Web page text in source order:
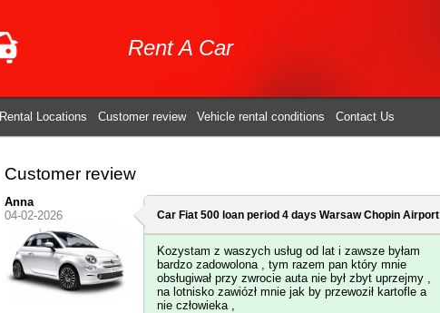
Rent A Car
Rental Locations Customer review Vehicle rental conditions Contact Us
Customer review
Anna
04-02-2026
Car Fiat 500 loan period 4 days Warsaw Chopin Airport
Kozystam z waszych usług od lat i zawsze byłam
bardzo zadowolona , tym razem pan który mnie
obsługiwał przy zwrocie auta nie był zbyt uprzejmy ,
na lotnisko zawiózł mnie jak by przewoził kartofle a
nie człowieka ,